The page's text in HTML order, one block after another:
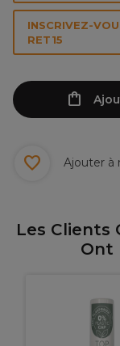
INSCRIVEZ-
RET15
Ajouter à
Les Clients
Ont